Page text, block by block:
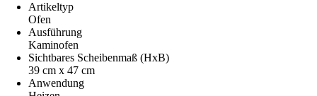
Artikeltyp
Ofen
Ausführung
Kaminofen
Sichtbares Scheibenmaß (HxB)
39 cm x 47 cm
Anwendung